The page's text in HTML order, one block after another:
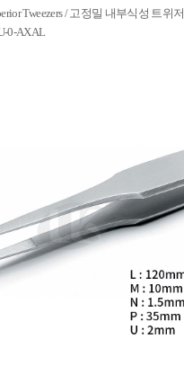
Tweezers / 고정밀 내부식성 트위저,
0-AXAL